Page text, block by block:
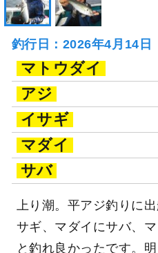
釣行日：2026年4月14日
マトウダイ
アジ
イサギ
マダイ
サバ
上り潮。平アジ釣りに
サギ、マダイにサバ、
と釣れ良かったです。